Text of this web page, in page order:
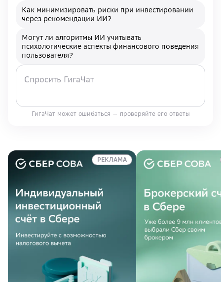
Как минимизировать риски при инвестировании
через рекомендации ИИ?
Могут ли алгоритмы ИИ учитывать
психологические аспекты финансового поведения
пользователя?
ГигаЧат может ошибаться — проверяйте его ответы
РЕКЛАМА